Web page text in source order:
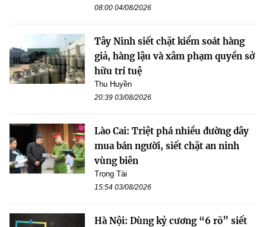
08:00 04/08/2026
Tây Ninh siết chặt kiểm soát hàng
giả, hàng lậu và xâm phạm quyền sở
hữu trí tuệ
Thu Huyền
20:39 03/08/2026
Lào Cai: Triệt phá nhiều đường dây
mua bán người, siết chặt an ninh
vùng biên
Trọng Tài
15:54 03/08/2026
Hà Nội: Dùng kỷ cương “6 rõ” siết